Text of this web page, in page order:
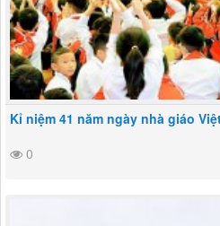
Kỉ niệm 41 năm ngày nhà giáo
0